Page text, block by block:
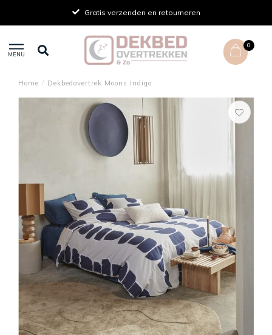
Gratis verzenden en retourneren
MENU
0
Home / Dekbedovertrek Moons Indigo